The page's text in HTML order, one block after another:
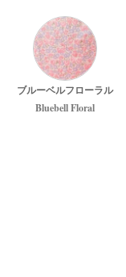
ブルーベルフローラル
Bluebell Floral